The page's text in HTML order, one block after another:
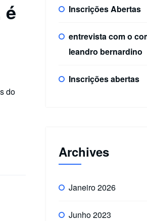
do
Inscrições Abertas
entrevista com o
leandro bernardino
Inscrições abertas
Archives
Janeiro 2026
Junho 2023